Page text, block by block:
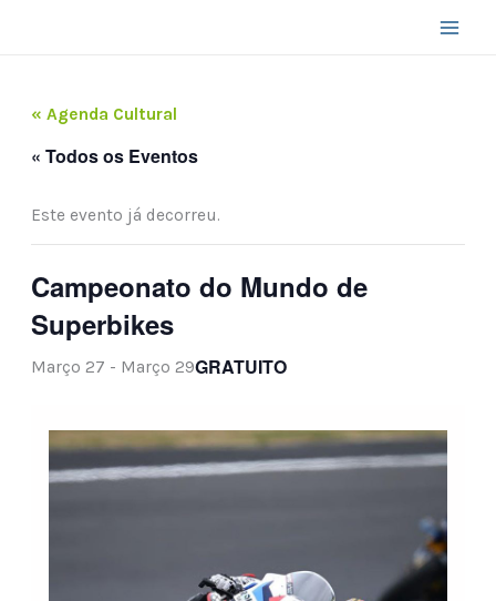
« Agenda Cultural
« Todos os Eventos
Este evento já decorreu.
Campeonato do Mundo de
Superbikes
Março 27 - Março 29GRATUITO